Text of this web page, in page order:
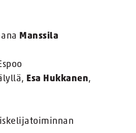
Manssila
Esa Hukkanen,